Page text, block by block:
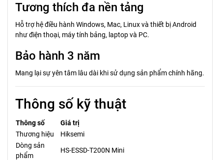
Tương thích đa nền tảng
Hỗ trợ hệ điều hành Windows, Mac, Linux và thiết bị Android
như điện thoại, máy tính bảng, laptop và PC.
Bảo hành 3 năm
Mang lại sự yên tâm lâu dài khi sử dụng sản phẩm chính hãng.
Thông số kỹ thuật
Thông số
Giá trị
Thương hiệu
Hiksemi
Dòng sản
phẩm
HS-ESSD-T200N Mini